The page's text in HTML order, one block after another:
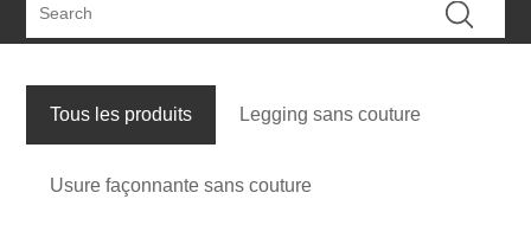
Tous les produits Legging sans couture
Usure façonnante sans couture